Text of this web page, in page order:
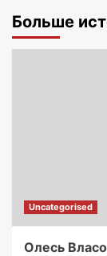
Больше
Uncategorised
Олесь